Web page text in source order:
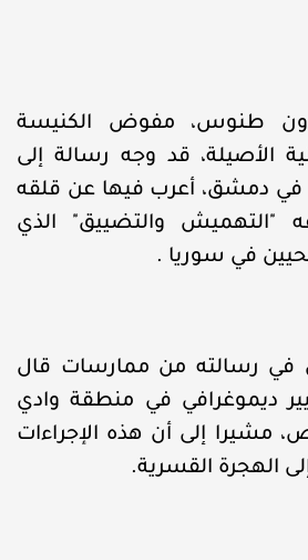
طنوس، مفوض الكنيسة
الأصيلة، قد وجه رسالة إلى
في دمشق، أعرب فيها عن قلقه
"التهميش والتضييق" الذي
في سوريا .
في رسالته من ممارسات قال
ديموغرافي في منطقة وادي
مشيرا إلى أن هذه الإجراءات
الهجرة القسرية.